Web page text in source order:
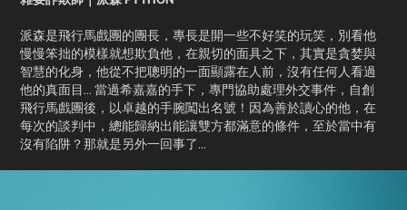
派森是飛行馬戲團的團長，專長是開一些不好笑的玩笑，別看他
慢慢笨拙的模樣就想欺負他，在親切的面具之下，其實是貪婪與
智慧的化身，他從不把聰明的一面顯露在人前，沒有任何人看過
他的真面目... 當過希嘉嘉的手下，專門協助處理外交事件，自創
飛行馬戲團後，以卓越的手腕闖出名號！因為善於讀心的他，在
每次的談判中，總能歸納出能讓雙方都滿意的條件，至於當中有
沒有陷阱？那就是另外一回事了...